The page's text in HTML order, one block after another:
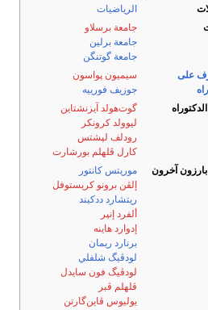
الرياضيات
جامعة برسلاو
جامعة برلين
جامعة گوتنگن
على
سيميون پواسون
جوزيف فورييه
گوت‌هولد آيزنشتاين
ليوولد كرونكر
رودلف لپشتس
كارل ڤلهلم بورشارت
آخرون
موريتس كانتور
إلڤن برونو كريستوفل
ريتشارد ددكيند
ألفرد إنپر
إدوارد هاينه
برنارد ريمان
لودڤيگ شلفلي
لودڤيگ فون سايدل
ڤلهلم ڤبر
يوليوس ڤاين‌گارتن